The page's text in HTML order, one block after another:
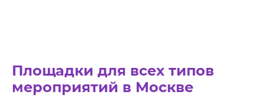
Площадки для всех типов
мероприятий в Москве